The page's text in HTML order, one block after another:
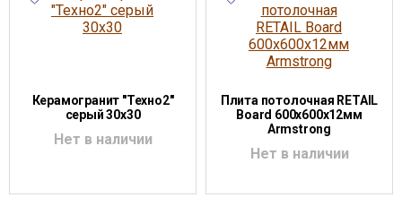
Керамогранит "Техно2"
серый 30х30
Нет в наличии
Плита потолочная RETAIL
Board 600х600х12мм
Armstrong
Нет в наличии